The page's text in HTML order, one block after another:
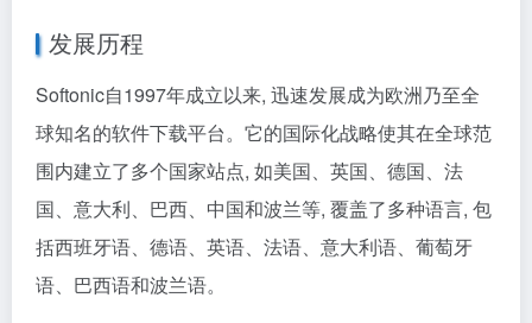
发展历程
Softonic自1997年成立以来, 迅速发展成为欧洲乃至全
球知名的软件下载平台。它的国际化战略使其在全球范
围内建立了多个国家站点, 如美国、英国、德国、法
国、意大利、巴西、中国和波兰等, 覆盖了多种语言, 包
括西班牙语、德语、英语、法语、意大利语、葡萄牙
语、巴西语和波兰语。